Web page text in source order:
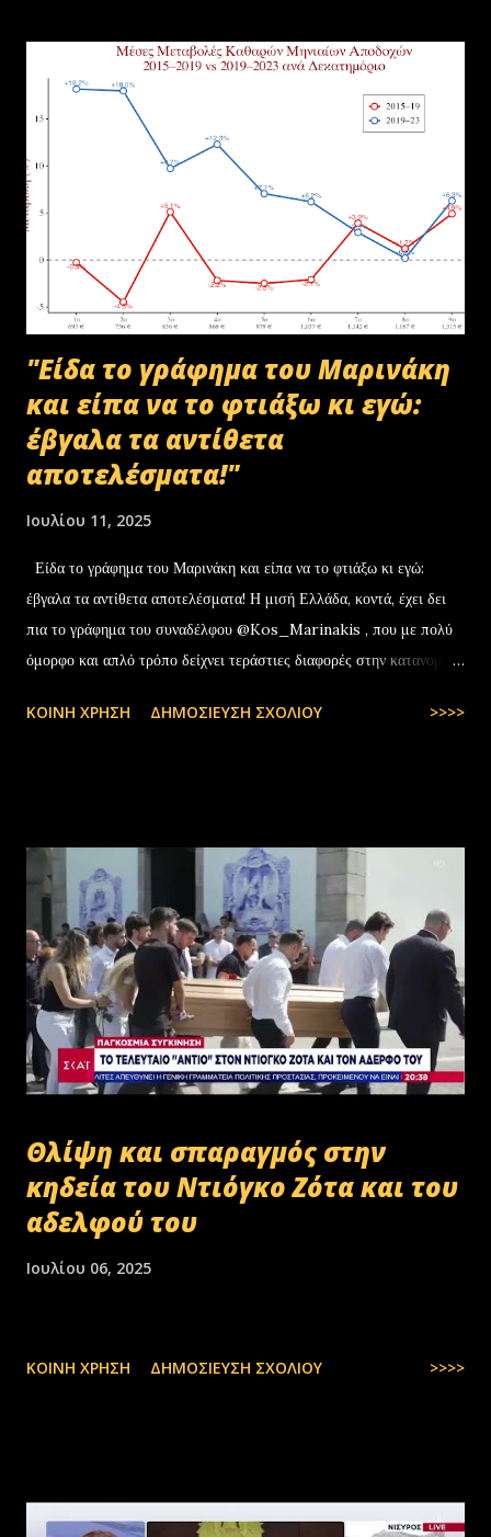
αποστολή των Πινάκων αρχείων Καταστρεπτέων Υλικών της ΠΔ
Μακεδονίας-Θράκης και ολοκληρώθηκε με το υπ.αρ.πρωτ.
23412/02-07-2025 έγγραφο της ΑΑΔΕ και το από 10-07-2025
πρωτόκολλο παράδοσης υλικών μεταξύ της ΑΑΔΕ-Γενική Δ/νση
Τελωνείων-Τμήμα Διαχείρισης Δημόσιου Υλικού και της
συνεργαζόμενης με αυτήν εταιρείας ανακύκλωσης. Διευκρινίζεται ότι
στο αρχείο αυτό δεν συμπεριλαμβάνονταν αρχειακό υλικό που είχε
κοινοποιηθεί ότι ελέγχεται και στο ψηφιακό αρχείο του ΟΠΕΚΕΠ...
"Είδα το γράφημα του Μαρινάκη
και είπα να το φτιάξω κι εγώ:
έβγαλα τα αντίθετα
αποτελέσματα!"
Ιουλίου 11, 2025
Είδα το γράφημα του Μαρινάκη και είπα να το φτιάξω κι εγώ:
έβγαλα τα αντίθετα αποτελέσματα! Η μισή Ελλάδα, κοντά, έχει δει
πια το γράφημα του συναδέλφου @Kos_Marinakis , που με πολύ
όμορφο και απλό τρόπο δείχνει τεράστιες διαφορές στην κατανομή
— Stefanos Tyros (@StefanosTyros) July 11, 2025
ΚΟΙΝΉ ΧΡΉΣΗ ΔΗΜΟΣΊΕΥΣΗ ΣΧΟΛΊΟΥ >>>>
Θλίψη και σπαραγμός στην
κηδεία του Ντιόγκο Ζότα και του
αδελφού του
Ιουλίου 06, 2025
ΚΟΙΝΉ ΧΡΉΣΗ ΔΗΜΟΣΊΕΥΣΗ ΣΧΟΛΊΟΥ >>>>